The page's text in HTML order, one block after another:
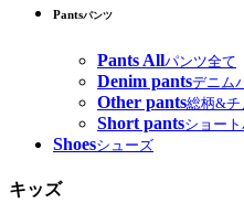
Pantsパンツ
Pants Allパンツ全て
Denim pantsデニム
Other pants総柄&チ
Short pantsショー
Shoesシューズ
キッズ